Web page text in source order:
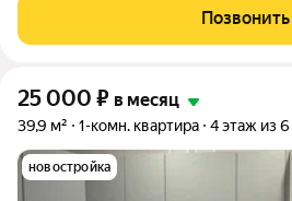
мебелью и техникой.Стоимость:15500
рублей+ком.плат.Залог:5000
Позвонить
25 000 ₽ в месяц
39,9 м² 1-комн. квартира 4 этаж из 6
новостройка